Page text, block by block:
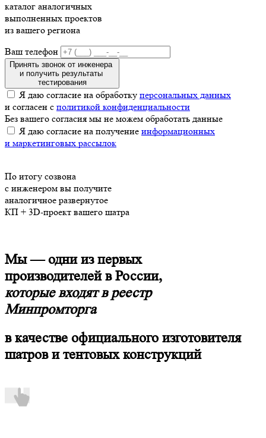
каталог аналогичных
выполненных проектов
из вашего региона
Ваш телефон
Принять звонок от инженера
и получить результаты
тестирования
Я даю согласие на обработку персональных данных
и согласен с политикой конфиденциальности
Без вашего согласия мы не можем обработать данные
Я даю согласие на получение информационных
и маркетинговых рассылок
По итогу созвона
с инженером вы получите
аналогичное развернутое
КП + 3D-проект вашего шатра
Мы — одни из первых
производителей в России,
которые входят в реестр
Минпромторга
в качестве официального изготовителя
шатров и тентовых конструкций